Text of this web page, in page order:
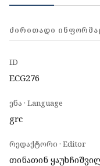
ᲫᲘᲠᲘᲗᲐᲓᲘ
ID
ECG276
ენა · Language
grc
რედაქტორი · Editor
თინათინ